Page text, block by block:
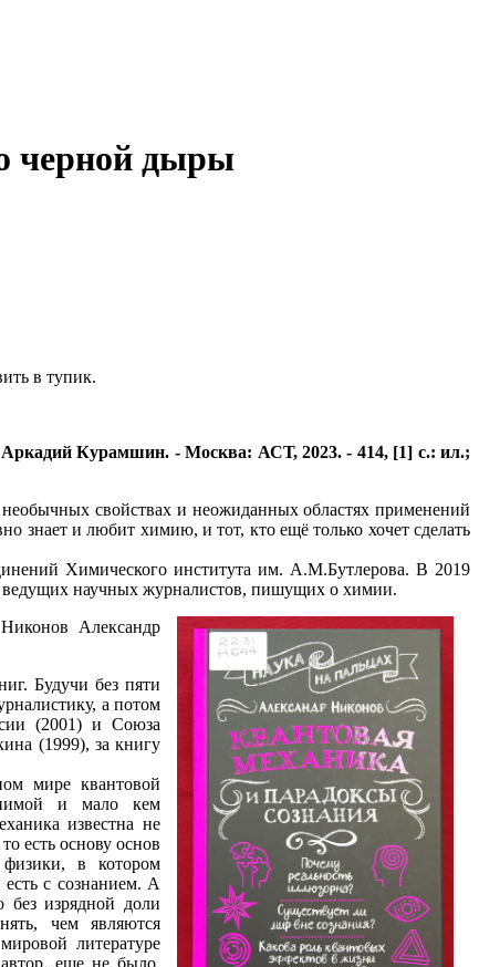
черной дыры
в тупик.
Курамшин. - Москва: АСТ, 2023. - 414, [1] с.: ил.;
свойствах и неожиданных областях применений
знает и любит химию, и тот, кто ещё только хочет сделать
Химического института им. А.М.Бутлерова. В 2019
ведущих научных журналистов, пишущих о химии.
Александр
Будучи без пяти
а потом
(2001) и Союза
(1999), за книгу
мире квантовой
и мало кем
известна не
есть основу основ
в котором
есть с сознанием. А
без изрядной доли
чем являются
литературе
автор, еще не было.